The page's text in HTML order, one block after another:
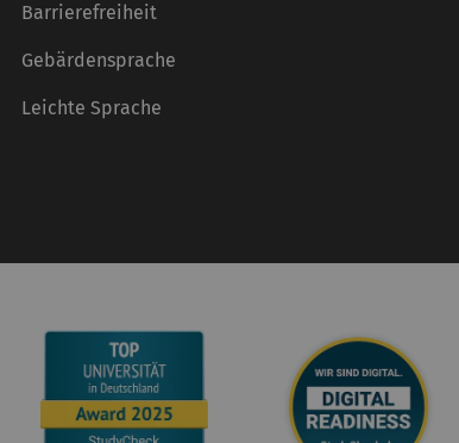
Barrierefreiheit
Gebärdensprache
Leichte Sprache